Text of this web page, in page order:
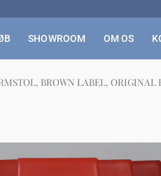
SHOWROOM OM OS
BROWN LABEL, ORIGINAL
kunne nogle af